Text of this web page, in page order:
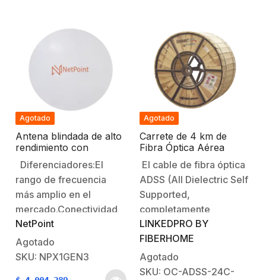
Agotado
Antena blindada de alto
rendimiento con
supresión al ruido de 2
ft, 4.9-6.4 GHz,
Ganancia 30 dBi con
SLANT de 45 ° y 90 °,
Conectores N-hembra,
montaje con alineación
milimétrica.
Diferenciadores:El
rango de frecuencia
más amplio en el
mercado.Conectividad
con otras marcas.
Ubiquiti, Mimosa,
Cambium, etc…
Polarización a 45° tipo
NetPoint
Agotado
SKU: NPX1GEN3
Agotado
Carrete de 4 km de
Fibra Óptica Aérea
(ADSS) G.652D,
Monomodo de 24 Hilos,
Exterior, Span 100,
Loose Tube
El cable de fibra óptica
ADSS (All Dielectric Self
Supported,
completamente
dieléctrico y
autosoportado) está
diseñado para
instalaciones aéreas
LINKEDPRO BY
FIBERHOME
Agotado
SKU: OC-ADSS-24C-